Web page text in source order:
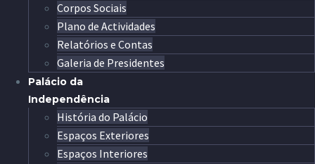
Corpos Sociais
Plano de Actividades
Relatórios e Contas
Galeria de Presidentes
Palácio da
Independência
História do Palácio
Espaços Exteriores
Espaços Interiores